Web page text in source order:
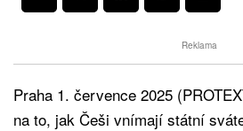
Reklama
Praha 1. července 2025
na to, jak Češi vnímají státní